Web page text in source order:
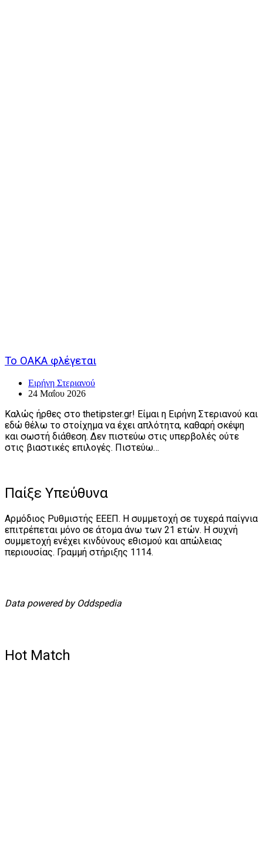
Το ΟΑΚΑ φλέγεται
Ειρήνη Στεριανού
24 Μαΐου 2026
Καλώς ήρθες στο thetipster.gr! Είμαι η Ειρήνη Στεριανού και
εδώ θέλω το στοίχημα να έχει απλότητα, καθαρή σκέψη
και σωστή διάθεση. Δεν πιστεύω στις υπερβολές ούτε
στις βιαστικές επιλογές. Πιστεύω…
Παίξε Υπεύθυνα
Αρμόδιος Ρυθμιστής ΕΕΕΠ. Η συμμετοχή σε τυχερά παίγνια
επιτρέπεται μόνο σε άτομα άνω των 21 ετών. Η συχνή
συμμετοχή ενέχει κινδύνους εθισμού και απώλειας
περιουσίας. Γραμμή στήριξης 1114.
Data powered by Oddspedia
Hot Match